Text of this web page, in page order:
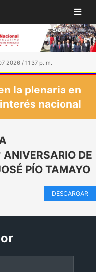
2026 / 11:37 p. m.
la plenaria en
nacional
ANIVERSARIO DE
PÍO TAMAYO
DESCARGAR